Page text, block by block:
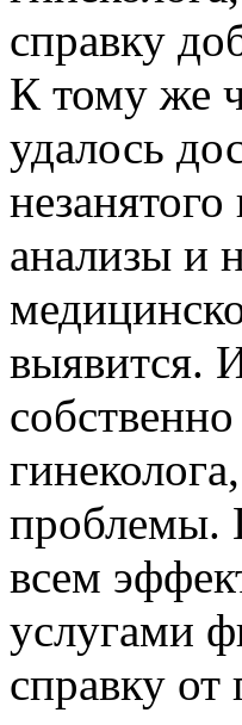
справку
К тому же
удалось
анализы и
выявится.
проблемы.
всем
услугами
справку от